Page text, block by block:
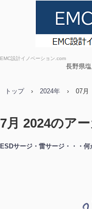
EMC設計イノベーション.com
長野県
トップ › 2024年 › 07月
7月 2024のア
ESDサージ・雷サージ・・・